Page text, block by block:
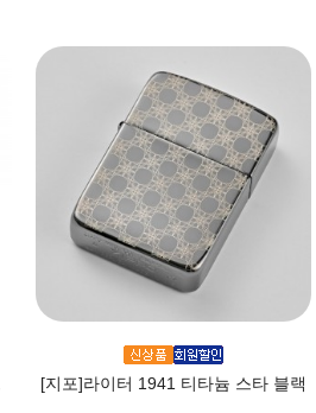
[지포]라이터 1941 티타늄 스타 블랙